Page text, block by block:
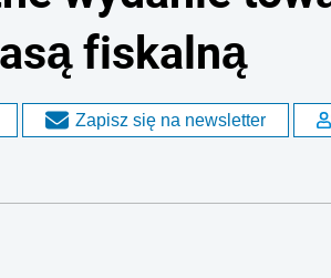
fiskalną
Zapisz się na newsletter